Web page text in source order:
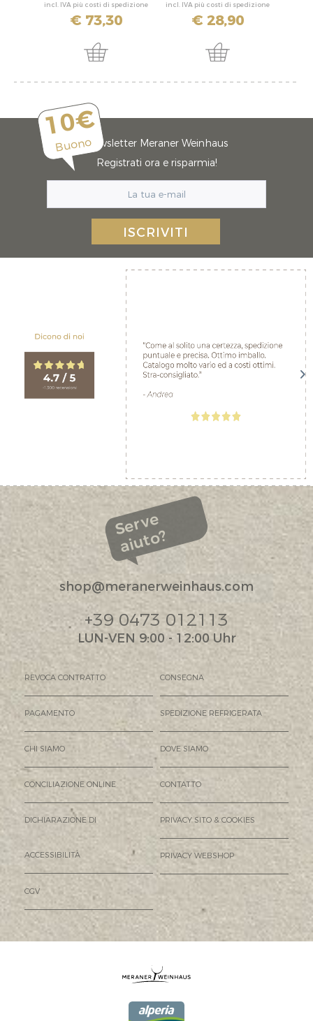
incl. IVA più costi di spedizione
€ 73,30
incl. IVA più costi di spedizione
€ 28,90
10€
BuonoNewsletter Meraner Weinhaus
Registrati ora e risparmia!
ISCRIVITI
Serve
aiuto?
shop@meranerweinhaus.com
+39 0473 012113
LUN-VEN 9:00 - 12:00 Uhr
REVOCA CONTRATTO CONSEGNA
PAGAMENTO SPEDIZIONE REFRIGERATA
CHI SIAMO DOVE SIAMO
CONCILIAZIONE ONLINE CONTATTO
DICHIARAZIONE DI
ACCESSIBILITÀ
PRIVACY SITO & COOKIES
PRIVACY WEBSHOP
CGV